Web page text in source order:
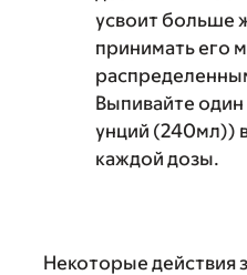
усвоит больше
принимать его
Выпивайте
унций (240мл))
каждой дозы.
Некоторые действия